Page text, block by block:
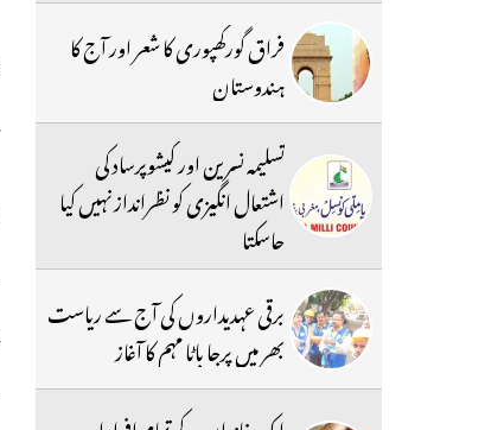
فراق گورکھپوری کا شعر اور آج کا
ہندوستان
تسلیمہ نسرین اور کیشوپرساد کی
اشتعال انگیزی کو نظرانداز نہیں کیا
جاسکتا
برقی عہدیداروں کی آج سے ریاست
بھر میں پرجا باٹا مہم کا آغاز